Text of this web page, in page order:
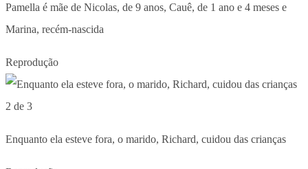
Pamella é mãe de Nicolas, de 9 anos, Cauê, de 1 ano e 4 meses e
Marina, recém-nascida
Reprodução
2 de 3
Enquanto ela esteve fora, o marido, Richard, cuidou das crianças